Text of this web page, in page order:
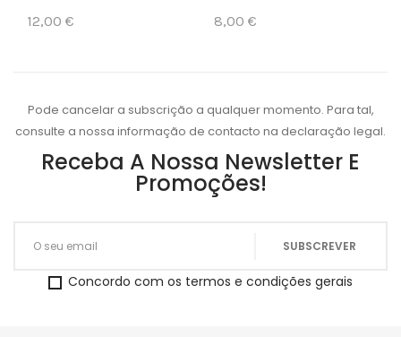
12,00 € 8,00 €
Pode cancelar a subscrição a qualquer momento. Para tal,
consulte a nossa informação de contacto na declaração legal.
Receba A Nossa Newsletter E
Promoções!
Concordo com os termos e condições gerais